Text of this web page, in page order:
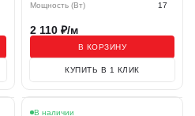
Мощность (Вт) 17
2 110 ₽/м
В КОРЗИНУ
КУПИТЬ В 1 КЛИК
В наличии